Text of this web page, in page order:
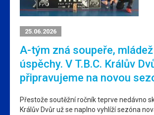
25.06.2026
A-tým zná soupeře,
úspěchy. V T.B.C. Králův
připravujeme na novou
Přestože soutěžní ročník teprve nedávno
Králův Dvůr už se naplno vyhlíží sezóna